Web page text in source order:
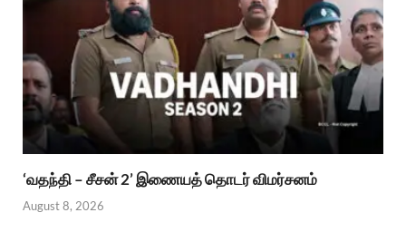
‘வதந்தி – சீசன் 2’ இணையத் தொடர் விமர்சனம்
August 8, 2026